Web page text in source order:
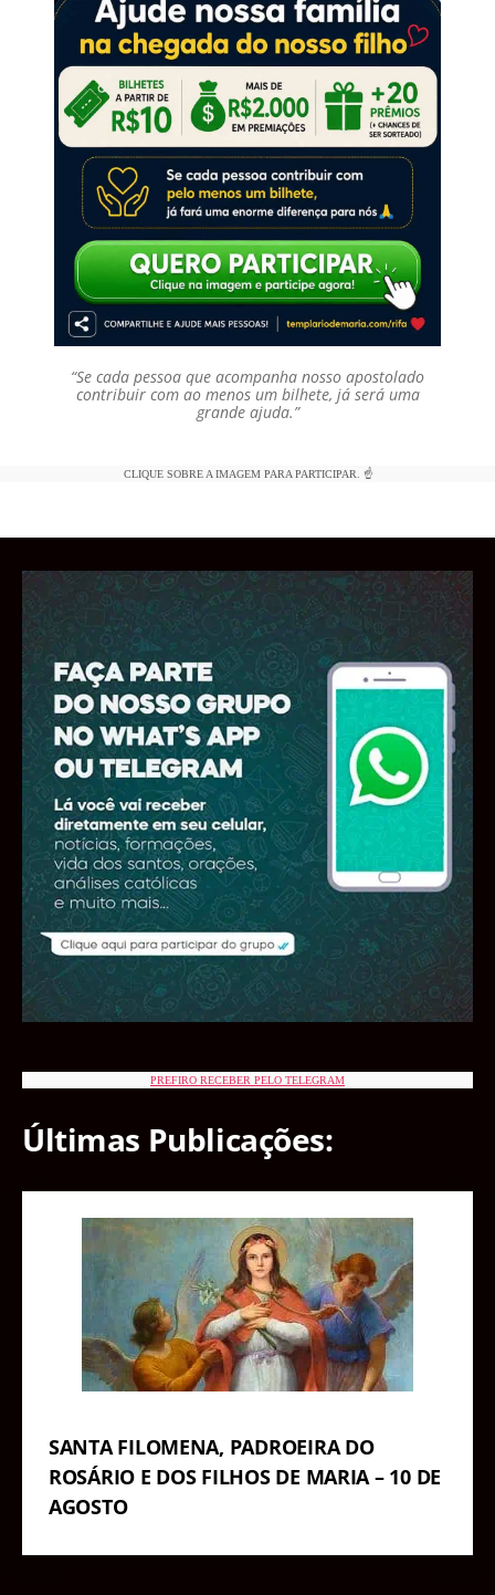
“Se cada pessoa que acompanha nosso apostolado
contribuir com ao menos um bilhete, já será uma
grande ajuda.”
CLIQUE SOBRE A IMAGEM PARA PARTICIPAR. ☝️
PREFIRO RECEBER PELO TELEGRAM
Últimas Publicações:
SANTA FILOMENA, PADROEIRA DO
ROSÁRIO E DOS FILHOS DE MARIA – 10 DE
AGOSTO